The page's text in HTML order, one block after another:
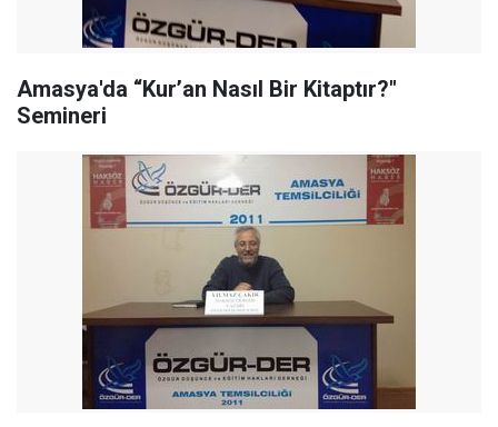
Amasya'da “Kur’an Nasıl Bir Kitaptır?"
Semineri